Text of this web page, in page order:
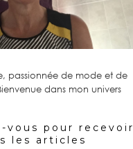
passionnée de mode et de
dans mon univers
vous pour recevoir
les articles